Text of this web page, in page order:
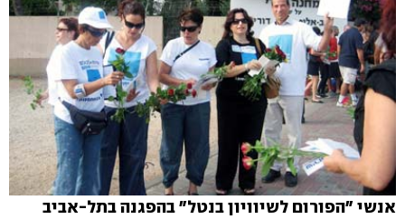
אנשי "הפורום לשיוויון בנטל" בהפגנהבתל-אביב